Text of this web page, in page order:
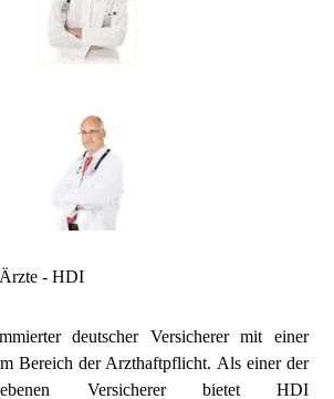
- HDI
deutscher Versicherer mit einer
Bereich der Arzthaftpflicht. Als einer der
Versicherer bietet HDI